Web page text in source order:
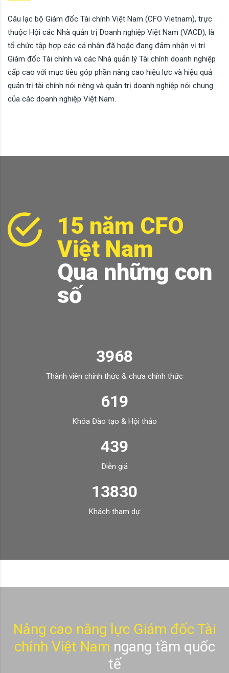
Câu lạc bộ Giám đốc Tài chính Việt Nam (CFO Vietnam), trực
thuộc Hội các Nhà quản trị Doanh nghiệp Việt Nam (VACD), là
tổ chức tập hợp các cá nhân đã hoặc đang đảm nhận vị trí
Giám đốc Tài chính và các Nhà quản lý Tài chính doanh nghiệp
cấp cao với mục tiêu góp phần nâng cao hiệu lực và hiệu quả
quản trị tài chính nói riêng và quản trị doanh nghiệp nói chung
của các doanh nghiệp Việt Nam.
15 năm CFO
Việt Nam
Qua những con
số
3968
Thành viên chính thức & chưa chính thức
619
Khóa Đào tạo & Hội thảo
439
Diễn giả
13830
Khách tham dự
Nâng cao năng lực Giám đốc Tài
chính Việt Nam ngang tầm quốc
tế